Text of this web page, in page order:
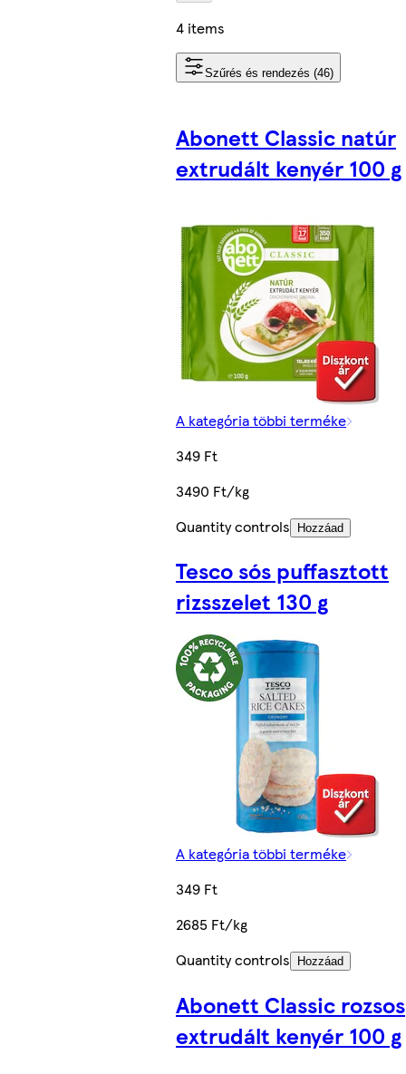
4 items
Szűrés és rendezés (46)
Abonett Classic natúr
extrudált kenyér 100 g
A kategória többi terméke
349 Ft
3490 Ft/kg
Quantity controls
Hozzáad
Tesco sós puffasztott
rizsszelet 130 g
A kategória többi terméke
349 Ft
2685 Ft/kg
Quantity controls
Hozzáad
Abonett Classic rozsos
extrudált kenyér 100 g